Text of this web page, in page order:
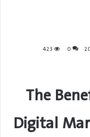
0
423
The
Digital